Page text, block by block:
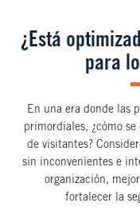
¿Está
para
En una era donde las
primordiales, ¿cómo
de visitantes?
sin inconvenientes e
organización,
fortalecer la